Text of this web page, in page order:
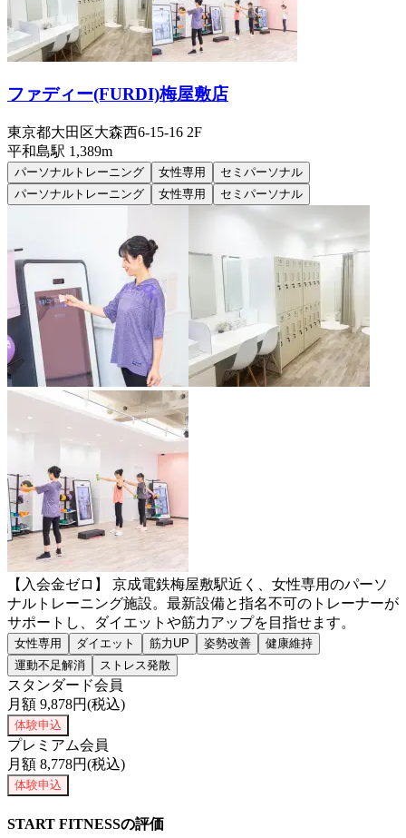
ファディー(FURDI)梅屋敷店
東京都大田区大森西6-15-16 2F
平和島駅 1,389m
パーソナルトレーニング 女性専用
セミパーソナル
パーソナルトレーニング
女性専用 セミパーソナル
【入会金ゼロ】 京成電鉄梅屋敷駅近く、女性専用のパーソ
ナルトレーニング施設。最新設備と指名不可のトレーナーが
サポートし、ダイエットや筋力アップを目指せます。
女性専用 ダイエット 筋力UP 姿勢改善
健康維持
運動不足解消
ストレス発散
スタンダード会員
月額 9,878円(税込)
体験申込
プレミアム会員
月額 8,778円(税込)
体験申込
START FITNESSの評価